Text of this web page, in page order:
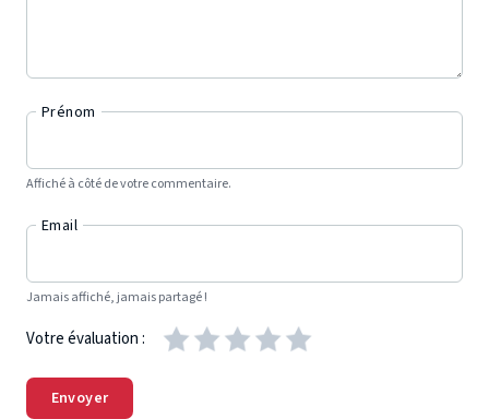
Prénom
Affiché à côté de votre commentaire.
Email
Jamais affiché, jamais partagé !
Votre évaluation :
Envoyer